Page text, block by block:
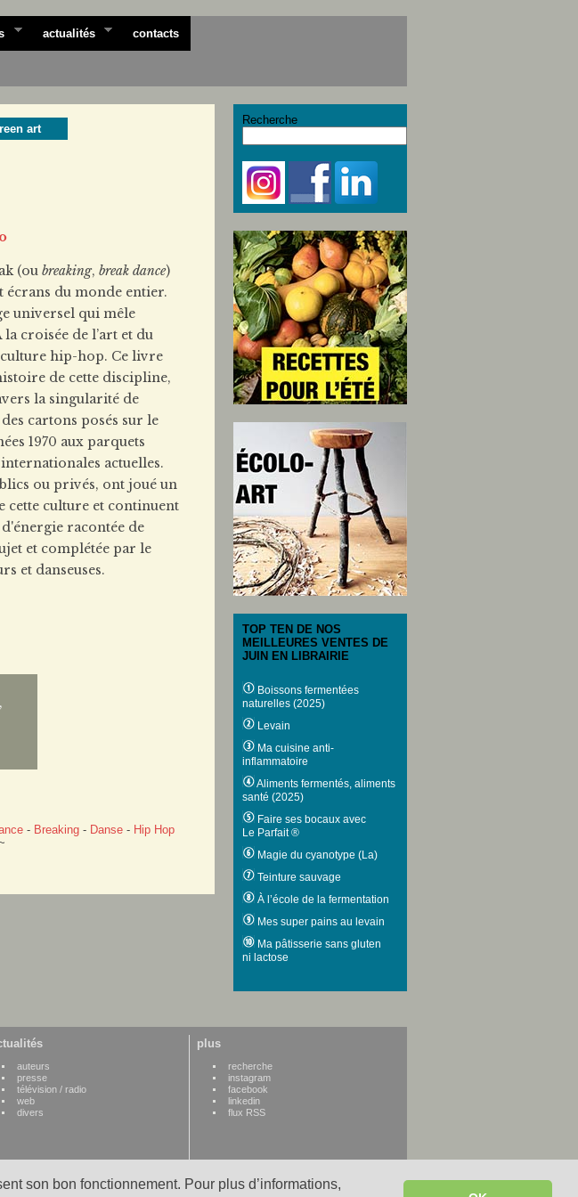
son bon fonctionnement. Pour plus d’informations,
actualités contacts
art
(ou breaking, break dance)
écrans du monde entier.
universel qui mêle
croisée de l’art et du
culture hip-hop. Ce livre
de cette discipline,
la singularité de
cartons posés sur le
1970 aux parquets
actuelles.
ou privés, ont joué un
cette culture et continuent
racontée de
et complétée par le
et danseuses.
- Breaking - Danse - Hip Hop
Recherche
TOP TEN DE NOS
MEILLEURES VENTES DE
JUIN EN LIBRAIRIE
Boissons fermentées
naturelles (2025)
Levain
Ma cuisine anti-
inflammatoire
Aliments fermentés, aliments
santé (2025)
Faire ses bocaux avec
Le Parfait ®
Magie du cyanotype (La)
Teinture sauvage
À l’école de la fermentation
Mes super pains au levain
Ma pâtisserie sans gluten
ni lactose
auteurs
presse
télévision / radio
web
divers
plus
recherche
instagram
facebook
linkedin
flux RSS
WWW credits